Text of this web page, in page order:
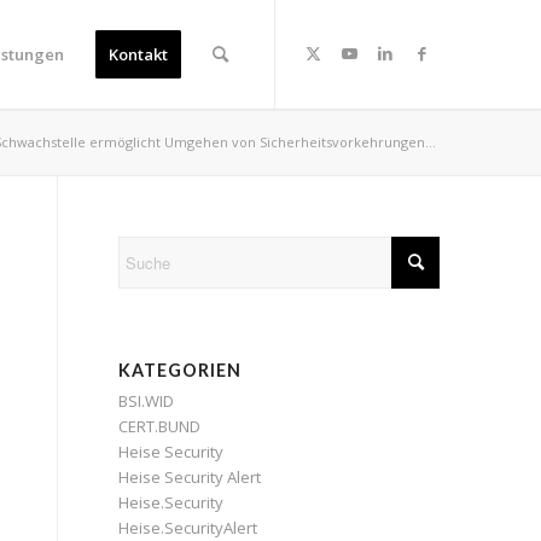
Kontakt
ermöglicht Umgehen von Sicherheitsvorkehrungen...
KATEGORIEN
BSI.WID
CERT.BUND
Heise Security
Heise Security Alert
Heise.Security
Heise.SecurityAlert